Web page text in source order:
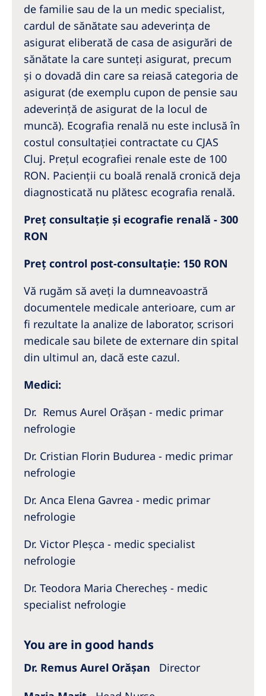
de familie sau de la un medic specialist,
cardul de sănătate sau adeverința de
asigurat eliberată de casa de asigurări de
sănătate la care sunteți asigurat, precum
și o dovadă din care sa reiasă categoria de
asigurat (de exemplu cupon de pensie sau
adeverință de asigurat de la locul de
muncă). Ecografia renală nu este inclusă în
costul consultației contractate cu CJAS
Cluj. Prețul ecografiei renale este de 100
RON. Pacienții cu boală renală cronică deja
diagnosticată nu plătesc ecografia renală.
Preț consultație și ecografie renală - 300
RON
Preț control post-consultație: 150 RON
Vă rugăm să aveți la dumneavoastră
documentele medicale anterioare, cum ar
fi rezultate la analize de laborator, scrisori
medicale sau bilete de externare din spital
din ultimul an, dacă este cazul.
Medici:
Dr. Remus Aurel Orășan - medic primar
nefrologie
Dr. Cristian Florin Budurea - medic primar
nefrologie
Dr. Anca Elena Gavrea - medic primar
nefrologie
Dr. Victor Pleșca - medic specialist
nefrologie
Dr. Teodora Maria Cherecheș - medic
specialist nefrologie
You are in good hands
Dr. Remus Aurel Orășan Director